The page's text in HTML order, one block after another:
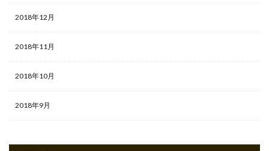
2018年12月
2018年11月
2018年10月
2018年9月